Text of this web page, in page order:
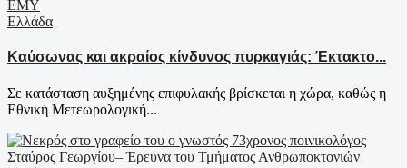
Ελλάδα
Καύσωνας και ακραίος κίνδυνος πυρκαγιάς: Έκτακτο...
Σε κατάσταση αυξημένης επιφυλακής βρίσκεται η χώρα, καθώς η
Εθνική Μετεωρολογική...